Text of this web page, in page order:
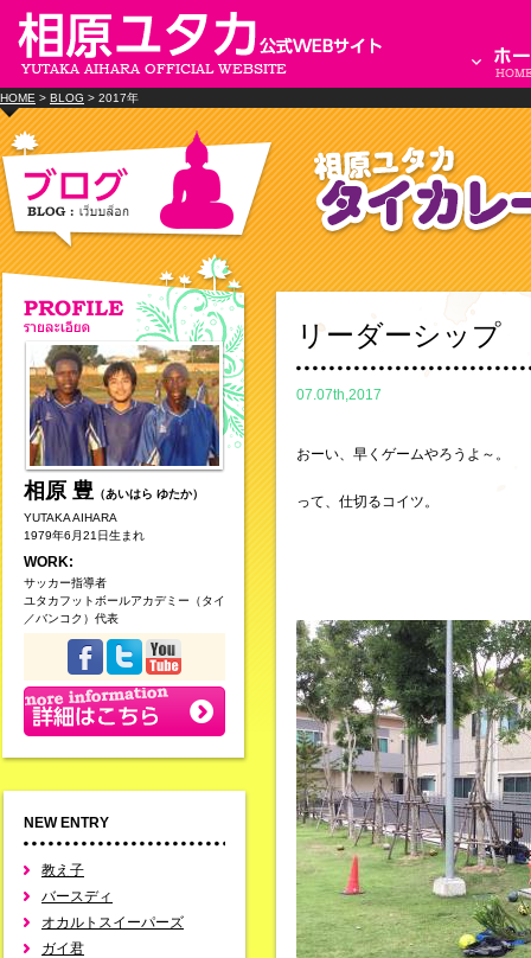
HOME > BLOG > 2017年
相原 豊 （あいはら ゆたか）
YUTAKA AIHARA
1979年6月21日生まれ
WORK:
サッカー指導者
ユタカフットボールアカデミー（タイ
／バンコク）代表
NEW ENTRY
教え子
バースディ
オカルトスイーパーズ
ガイ君
リーダーシップ
07.07th,2017
おーい、早くゲームやろうよ～。
って、仕切るコイツ。